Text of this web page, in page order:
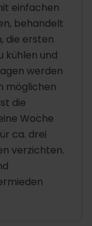
einfachen
behandelt
die ersten
kühlen und
werden
möglichen
die
Woche
ca. drei
verzichten.